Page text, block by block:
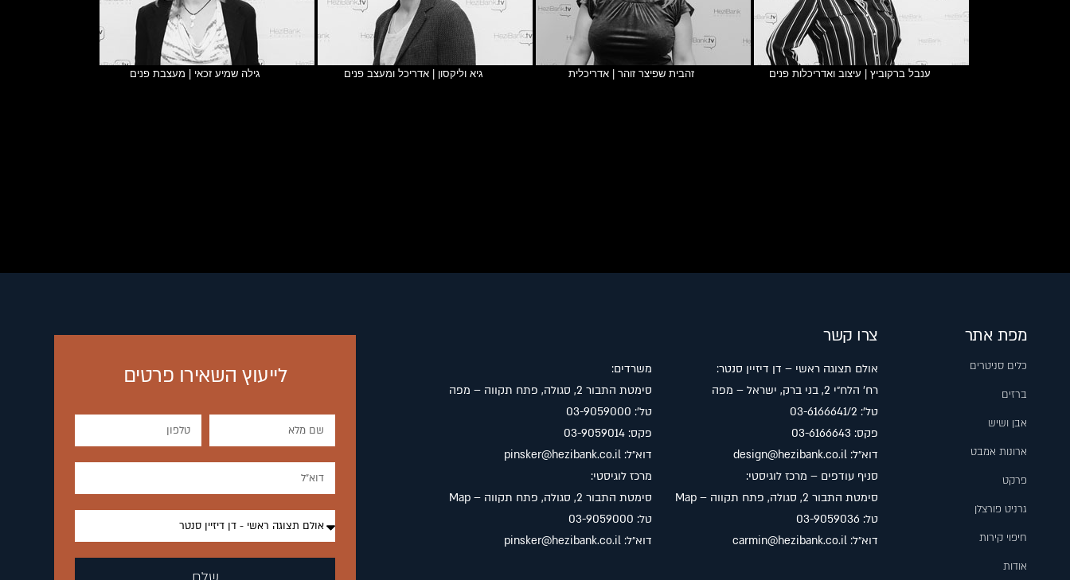
ענבל ברקוביץ | עיצוב ואדריכלות פנים זהבית שפיצר זוהר | אדריכלית גיא וליקסון | אדריכל ומעצב פנים גילה שמיע זכאי | מעצבת פנים
מפת אתר
כלים סניטרים
ברזים
אבן ושיש
ארונות אמבט
פרקט
גרניט פורצלן
חיפוי קירות
אודות
צרו קשר
אולם תצוגה ראשי – דן דיזיין סנטר:
רח׳ הלח״י 2, בני ברק, ישראל –
מפה
טל׳: 03-6166641/2
פקס: 03-6166643
דוא״ל:design@hezibank.co.il
משרדים:
סימטת התבור 2, סגולה, פתח תקווה –
מפה
טל׳: 03-9059000
פקס: 03-9059014
דוא״ל:pinsker@hezibank.co.il
סניף עודפים – מרכז לוגיסטי:
סימטת התבור 2, סגולה, פתח תקווה –
Map
טל: 03-9059036
דוא״ל:carmin@hezibank.co.il
מרכז לוגיסטי:
סימטת התבור 2, סגולה, פתח תקווה –
Map
טל: 03-9059000
דוא״ל:pinsker@hezibank.co.il
לייעוץ השאירו פרטים